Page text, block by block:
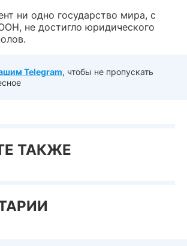
ни одно государство мира, с
не достигло юридического
Telegram, чтобы не пропускать
ТАКЖЕ